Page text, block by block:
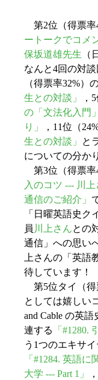
第2位（得票率
ートークでコメ
保坂道雄先生 （
なんと4回の対
（得票率32%）
生との対談」
，
の「文法化入門
り」
，11位（
生との対談」
と
についての分か
第3位（得票率
入のコツ --- 川
通信のご紹介」
「日曜英語史ク
員 川上さんとの
通信」への思い
上さんの「英語
待しています！
第5位タイ（得
としては嬉しい
and Cable の英
連する
「#1280.
う1つのエキサ
「#1284. 英語
大学 --- Part 1」